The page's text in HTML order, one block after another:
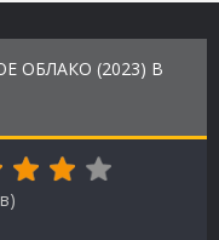
ОБЛАКО (2023) В